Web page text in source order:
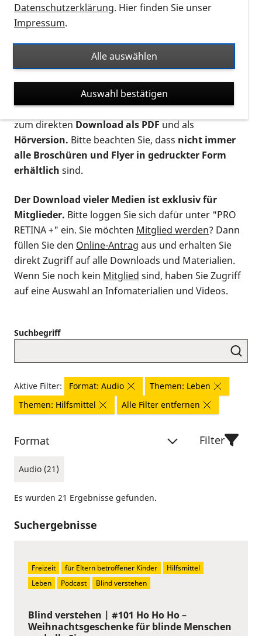
Auf dieser Seite finden Sie sämtliches Infomaterial
Ort. Nutzen Sie den Formatfilter, um ausschließlich
nach Flyern und Broschüren, Audios oder Videos zu
suchen. Die meisten Flyer und Broschüren werden in
verschiedenen Formaten angeboten: zur
postalischen Bestellung als gedruckte Variante
zum direktenDownload als PDFund als
Hörversion. Bitte beachten Sie, dass nicht immer
alle Broschüren und Flyer in gedruckter Form
erhältlich sind.
Der Download vieler Medien ist exklusiv für
Mitglieder. Bitte loggen Sie sich dafür unter "PRO
RETINA +" ein. Sie möchten Mitglied werden? Dann
füllen Sie den Online-Antrag aus und erhalten Sie
direkt Zugriff auf alle Downloads und Materialien.
Wenn Sie noch kein Mitglied sind, haben Sie Zugriff
auf eine Auswahl an Infomaterialien und Videos.
Suchbegriff
Aktive Filter: Format: Audio
Themen: Leben
Themen: Hilfsmittel
Alle Filter entfernen
Format
Audio (21)
Filter
Es wurden 21 Ergebnisse gefunden.
Suchergebnisse
Blind verstehen | #101 Ho Ho Ho –
Weihnachtsgeschenke für blinde Menschen
Freizeit für Eltern betroffener Kinder
Hilfsmittel
Leben
Podcast Blind verstehen
Datenschutzerklärung. Hier finden Sie unser
Impressum.
Alle auswählen
Auswahl bestätigen